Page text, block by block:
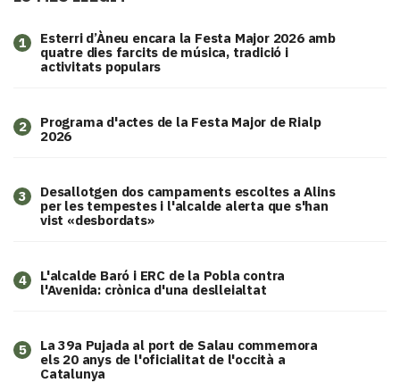
1
Esterri d’Àneu encara la Festa Major 2026 amb
quatre dies farcits de música, tradició i
activitats populars
2
Programa d'actes de la Festa Major de Rialp
2026
3
​Desallotgen dos campaments escoltes a Alins
per les tempestes i l'alcalde alerta que s'han
vist «desbordats»
4
L'alcalde Baró i ERC de la Pobla contra
l'Avenida: crònica d'una deslleialtat
5
​La 39a Pujada al port de Salau commemora
els 20 anys de l'oficialitat de l'occità a
Catalunya